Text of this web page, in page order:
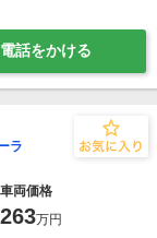
電話をかける
ラ
車両価格
263万円